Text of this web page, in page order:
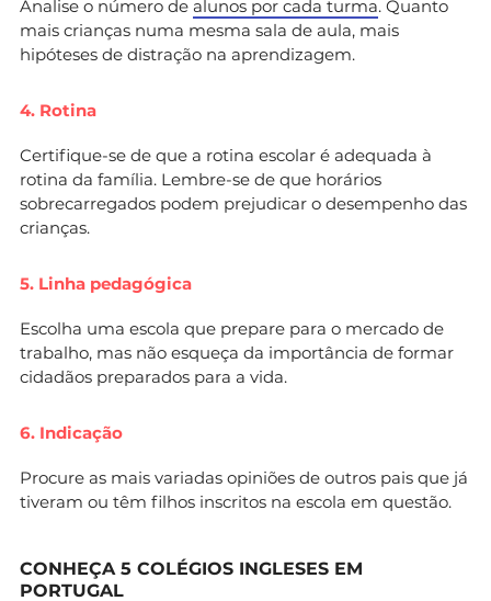
Analise o número de alunos por cada turma. Quanto
mais crianças numa mesma sala de aula, mais
hipóteses de distração na aprendizagem.
4. Rotina
Certifique-se de que a rotina escolar é adequada à
rotina da família. Lembre-se de que horários
sobrecarregados podem prejudicar o desempenho das
crianças.
5. Linha pedagógica
Escolha uma escola que prepare para o mercado de
trabalho, mas não esqueça da importância de formar
cidadãos preparados para a vida.
6. Indicação
Procure as mais variadas opiniões de outros pais que já
tiveram ou têm filhos inscritos na escola em questão.
CONHEÇA 5 COLÉGIOS INGLESES EM
PORTUGAL